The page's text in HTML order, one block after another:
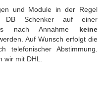
und Module in der Regel
DB Schenker auf einer
nach Annahme keine
Auf Wunsch erfolgt die
telefonischer Abstimmung.
mit DHL.